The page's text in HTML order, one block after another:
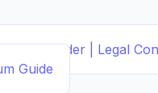
Builder | Legal
Guide